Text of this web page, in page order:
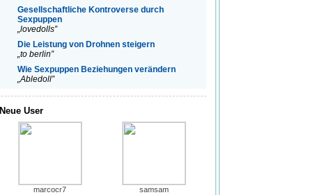
Gesellschaftliche Kontroverse durch
Sexpuppen
„lovedolls”
Die Leistung von Drohnen steigern
„to berlin”
Wie Sexpuppen Beziehungen verändern
„Abledoll”
Neue User
marcocr7 samsam